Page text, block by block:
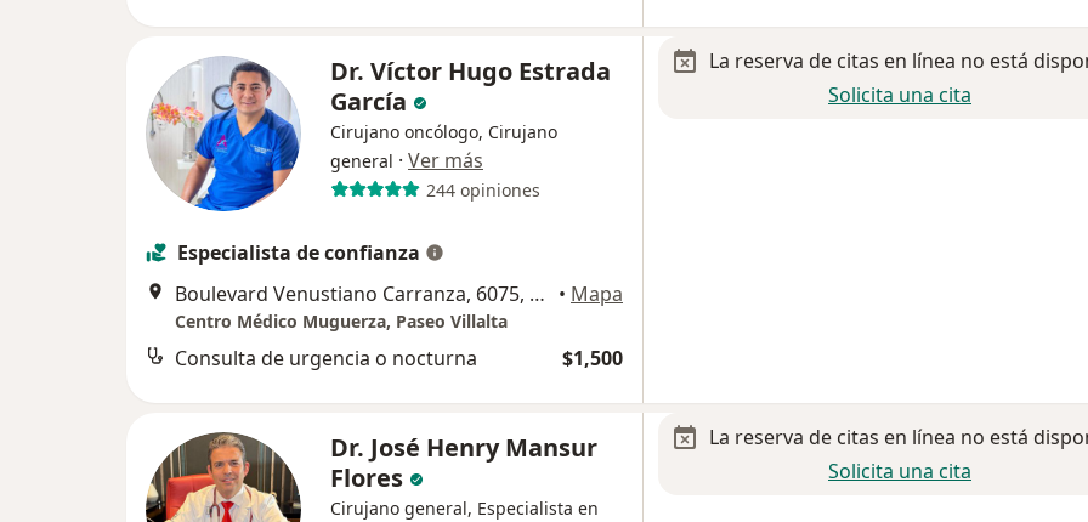
Dr. Víctor Hugo Estrada
García
Cirujano oncólogo, Cirujano
general · Ver más
244 opiniones
Especialista de confianza
Boulevard Venustiano Carranza, 6075, Saltillo • Mapa
Centro Médico Muguerza, Paseo Villalta
Consulta de urgencia o nocturna $1,500
La reserva de citas en línea no está
Solicita una cita
Dr. José Henry Mansur
Flores
Cirujano general, Especialista en
La reserva de citas en línea no está
Solicita una cita